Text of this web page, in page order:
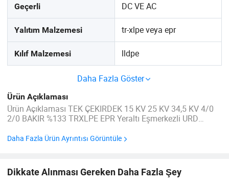
Geçerli DC VE AC
Yalıtım Malzemesi tr-xlpe veya epr
Kılıf Malzemesi lldpe
Daha Fazla Göster
Ürün Açıklaması
Ürün Açıklaması TEK ÇEKIRDEK 15 KV 25 KV 34,5 KV 4/0
2/0 BAKIR %133 TRXLPE EPR Yeraltı Eşmerkezli URD
kablosu yeraltı dağıtımında, doğrudan cenaze töreninde
Daha Fazla Ürün Ayrıntısı Görüntüle
Dikkate Alınması Gereken Daha Fazla Şey